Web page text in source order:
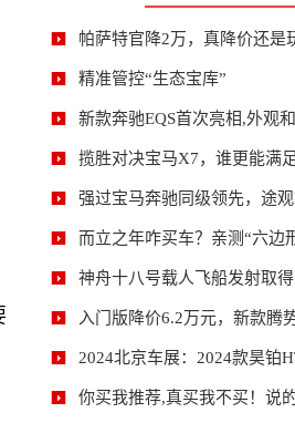
帕萨特官降2万，真降价还是
精准管控“生态宝库”
新款奔驰EQS首次亮相,外观
揽胜对决宝马X7，谁更能满
强过宝马奔驰同级领先，途
而立之年咋买车？亲测“六边
神舟十八号载人飞船发射取
入门版降价6.2万元，新款腾
2024北京车展：2024款昊铂
你买我推荐,真买我不买！说